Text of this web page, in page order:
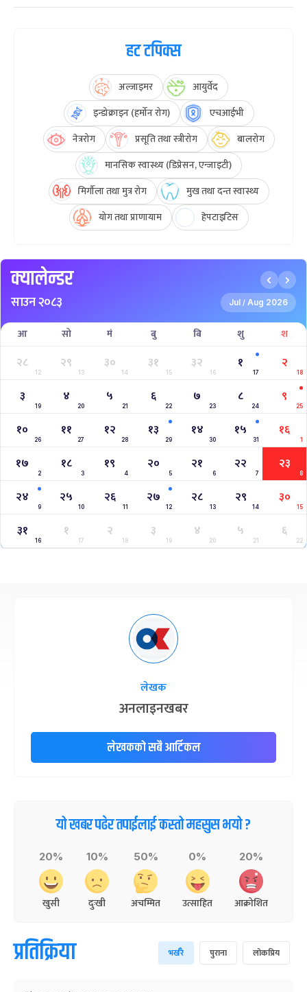
हट टपिक्स
अल्जाइमर
आयुर्वेद
इन्डोक्राइन (हर्मोन रोग)
एचआईभी
नेत्ररोग
प्रसूति तथा स्त्रीरोग
बालरोग
मानसिक स्वास्थ्य (डिप्रेसन, एन्जाइटी)
मिर्गौला तथा मुत्र रोग
मुख तथा दन्त स्वास्थ्य
योग तथा प्राणायाम
हेपटाइटिस
क्यालेन्डर
साउन २०८३ Jul / Aug 2026
आ सो मं बु बि शु श
२८
12
२९
13
३०
14
३१
15
३२
16
१
17
२
18
३
19
४
20
५
21
६
22
७
23
८
24
९
25
१०
26
११
27
१२
28
१३
29
१४
30
१५
31
१६
1
१७
2
१८
3
१९
4
२०
5
२१
6
२२
7
२३
8
२४
9
२५
10
२६
11
२७
12
२८
13
२९
14
३०
15
३१
16
१
17
२
18
३
19
४
20
५
21
६
22
लेखक
अनलाइनखबर
लेखकको सबै आर्टिकल
यो खबर पढेर तपाईलाई कस्तो महसुस भयो ?
20%
खुसी
10%
दुःखी
50%
अचम्मित
0%
उत्साहित
20%
आक्रोशित
प्रतिक्रिया भर्खरै पुराना लोकप्रिय